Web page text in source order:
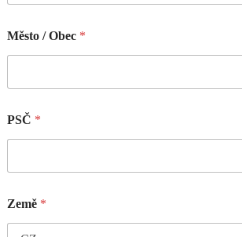
Město / Obec *
PSČ *
Země *